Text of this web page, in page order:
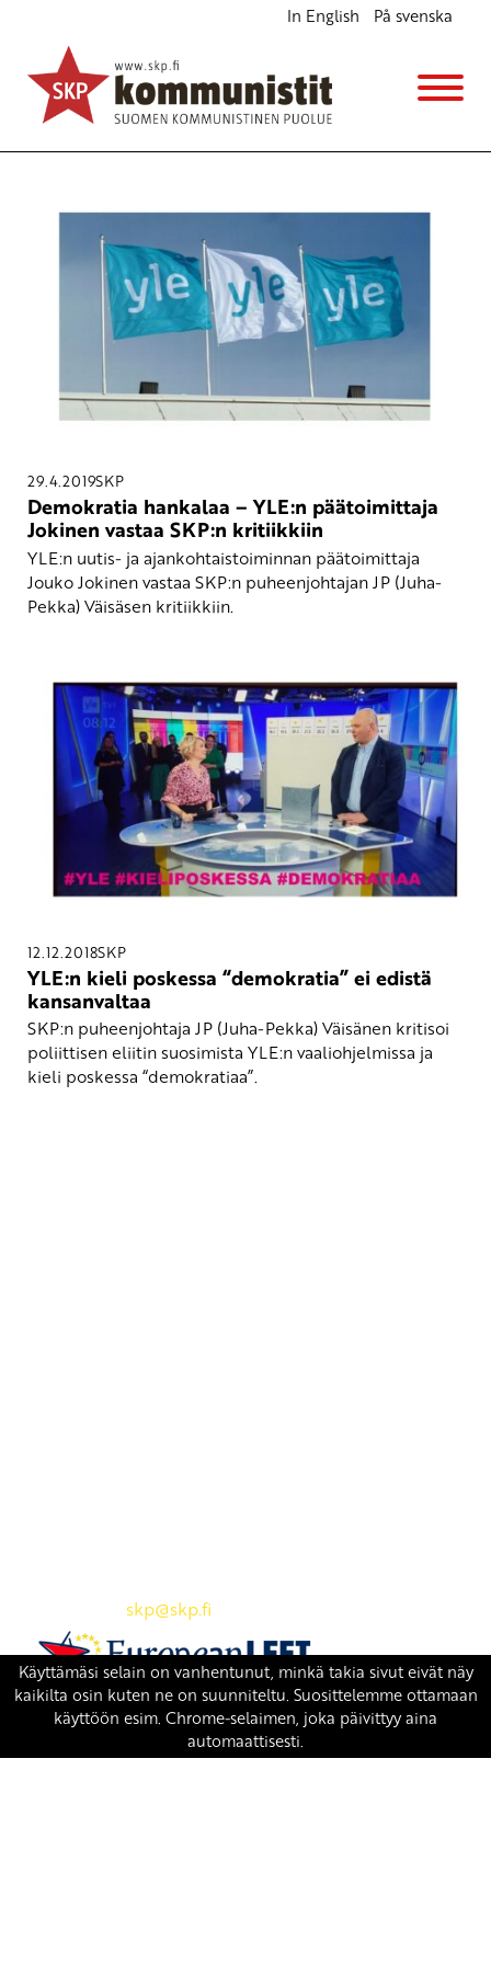
In English På svenska
Jouko Jokinen
29.4.2019SKP
Demokratia hankalaa – YLE:n päätoimittaja
Jokinen vastaa SKP:n kritiikkiin
YLE:n uutis- ja ajankohtaistoiminnan päätoimittaja
Jouko Jokinen vastaa SKP:n puheenjohtajan JP (Juha-
Pekka) Väisäsen kritiikkiin.
12.12.2018SKP
YLE:n kieli poskessa “demokratia” ei edistä
kansanvaltaa
SKP:n puheenjohtaja JP (Juha-Pekka) Väisänen kritisoi
poliittisen eliitin suosimista YLE:n vaaliohjelmissa ja
kieli poskessa “demokratiaa”.
skp@skp.fi
SKP on Euroopan Vasemmistopuolueen jäsen.
european-left.org
european-left.org/manifesto/